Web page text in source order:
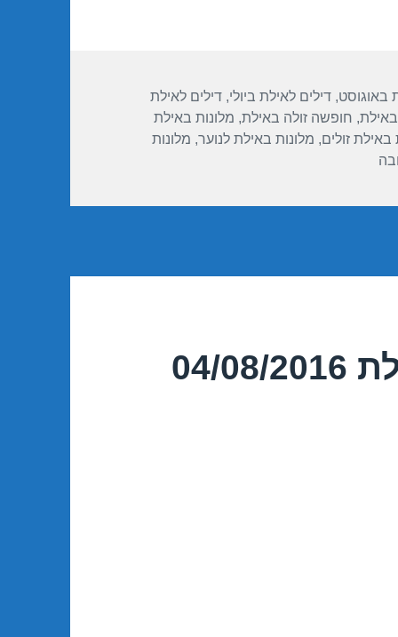
באוגוסט,דילים לאילת ביולי,דילים לאילת
, חופשה זולה באילת, מלונות באילת
באילת זולים, מלונות באילת לנוער, מלונות